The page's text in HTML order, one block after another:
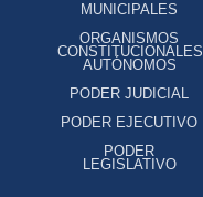
MUNICIPALES
ORGANISMOS
CONSTITUCIONALES
AUTÓNOMOS
PODER JUDICIAL
PODER EJECUTIVO
PODER
LEGISLATIVO